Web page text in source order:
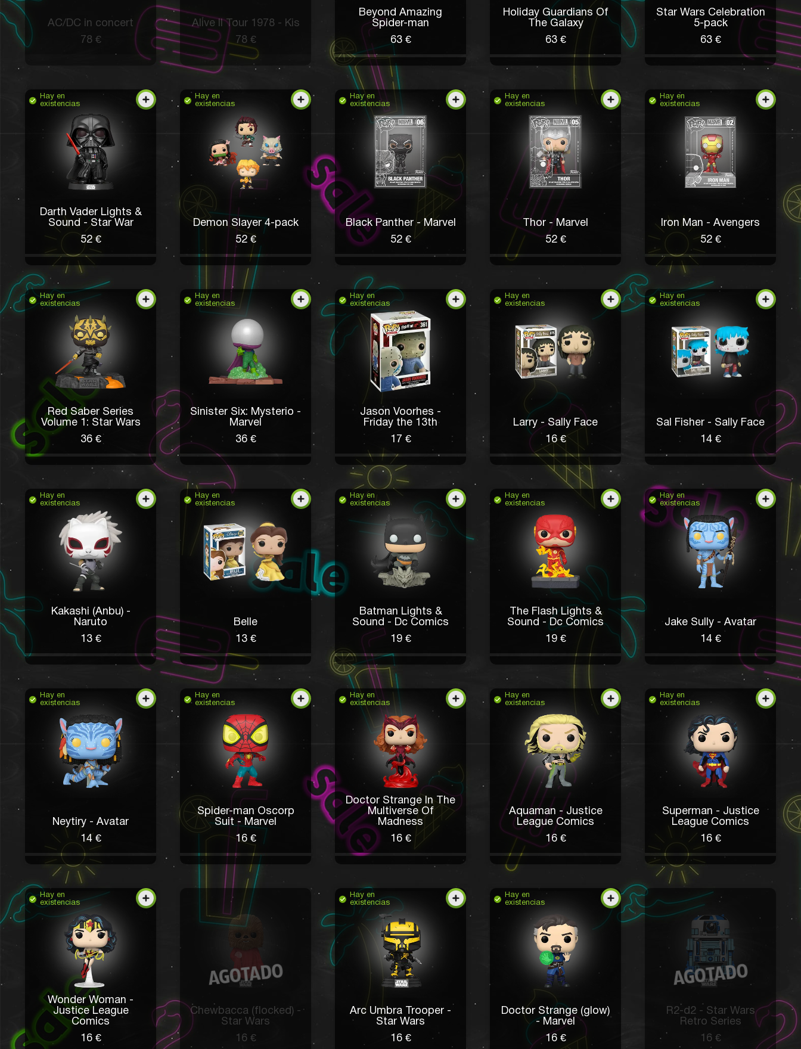
AC/DC in concert
78 €
Alive II Tour 1978 - Kis
78 €
Beyond Amazing
Spider-man
63 €
Holiday Guardians Of
The Galaxy
63 €
Star Wars Celebration
5-pack
63 €
Hay en
existencias
Darth Vader Lights &
Sound - Star War
52 €
Hay en
existencias
Demon Slayer 4-pack
52 €
Hay en
existencias
Black Panther - Marvel
52 €
Hay en
existencias
Thor - Marvel
52 €
Hay en
existencias
Iron Man - Avengers
52 €
Hay en
existencias
Red Saber Series
Volume 1: Star Wars
36 €
Hay en
existencias
Sinister Six: Mysterio -
Marvel
36 €
Hay en
existencias
Jason Voorhes -
Friday the 13th
17 €
Hay en
existencias
Larry - Sally Face
16 €
Hay en
existencias
Sal Fisher - Sally Face
14 €
Hay en
existencias
Kakashi (Anbu) -
Naruto
13 €
Hay en
existencias
Belle
13 €
Hay en
existencias
Batman Lights &
Sound - Dc Comics
19 €
Hay en
existencias
The Flash Lights &
Sound - Dc Comics
19 €
Hay en
existencias
Jake Sully - Avatar
14 €
Hay en
existencias
Neytiry - Avatar
14 €
Hay en
existencias
Spider-man Oscorp
Suit - Marvel
16 €
Hay en
existencias
Doctor Strange In The
Multiverse Of
Madness
16 €
Hay en
existencias
Aquaman - Justice
League Comics
16 €
Hay en
existencias
Superman - Justice
League Comics
16 €
Hay en
existencias
Wonder Woman -
Justice League
Comics
16 €
Chewbacca (flocked) -
Star Wars
16 €
Hay en
existencias
Arc Umbra Trooper -
Star Wars
16 €
Hay en
existencias
Doctor Strange (glow)
- Marvel
16 €
R2-d2 - Star Wars
Retro Series
16 €